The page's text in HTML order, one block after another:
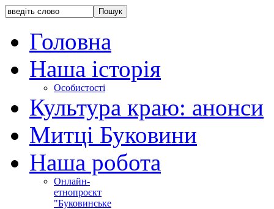
Головна
Наша історія
Особистості
Культура краю: анонси
Митці Буковини
Наша робота
Онлайн-
етнопроєкт
"Буковинське